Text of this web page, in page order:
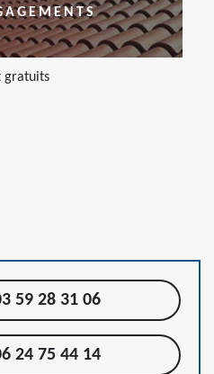
gratuits
59 28 31 06
24 75 44 14